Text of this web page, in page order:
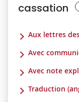
cassation
Aux lettres
Avec
Avec note
Traduction